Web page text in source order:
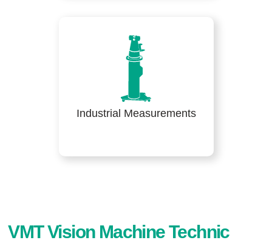
Industrial Measurements
VMT Vision Machine Technic